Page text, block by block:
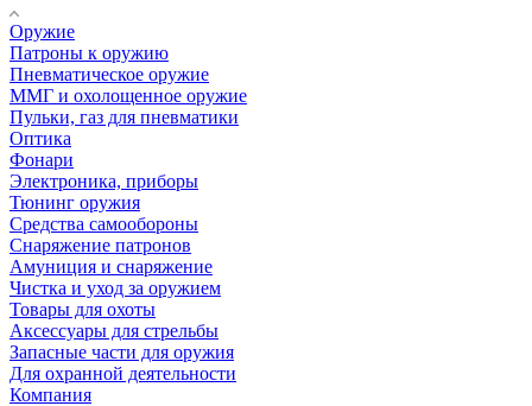
Оружие
Патроны к оружию
Пневматическое оружие
ММГ и охолощенное оружие
Пульки, газ для пневматики
Оптика
Фонари
Электроника, приборы
Тюнинг оружия
Средства самообороны
Снаряжение патронов
Амуниция и снаряжение
Чистка и уход за оружием
Товары для охоты
Аксессуары для стрельбы
Запасные части для оружия
Для охранной деятельности
Компания